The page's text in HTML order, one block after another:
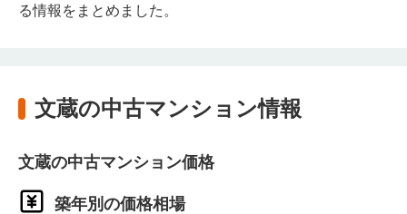
る情報をまとめました。
文蔵の中古マンション情報
文蔵の中古マンション価格
築年別の価格相場